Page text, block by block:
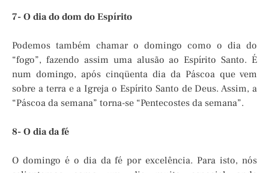
7- O dia do dom do Espírito
Podemos também chamar o domingo como o dia do
“fogo”, fazendo assim uma alusão ao Espírito Santo. É
num domingo, após cinqüenta dia da Páscoa que vem
sobre a terra e a Igreja o Espírito Santo de Deus. Assim, a
“Páscoa da semana” torna-se “Pentecostes da semana”.
8- O dia da fé
O domingo é o dia da fé por excelência. Para isto, nós